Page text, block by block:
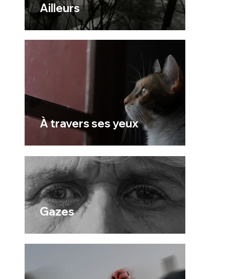
Ailleurs
À travers ses yeux
Gazes